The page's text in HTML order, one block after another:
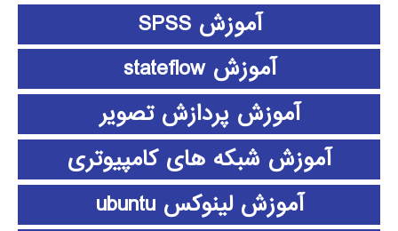
آموزش SPSS
آموزش stateflow
آموزش پردازش تصویر
آموزش شبکه های کامپیوتری
آموزش لینوکس ubuntu